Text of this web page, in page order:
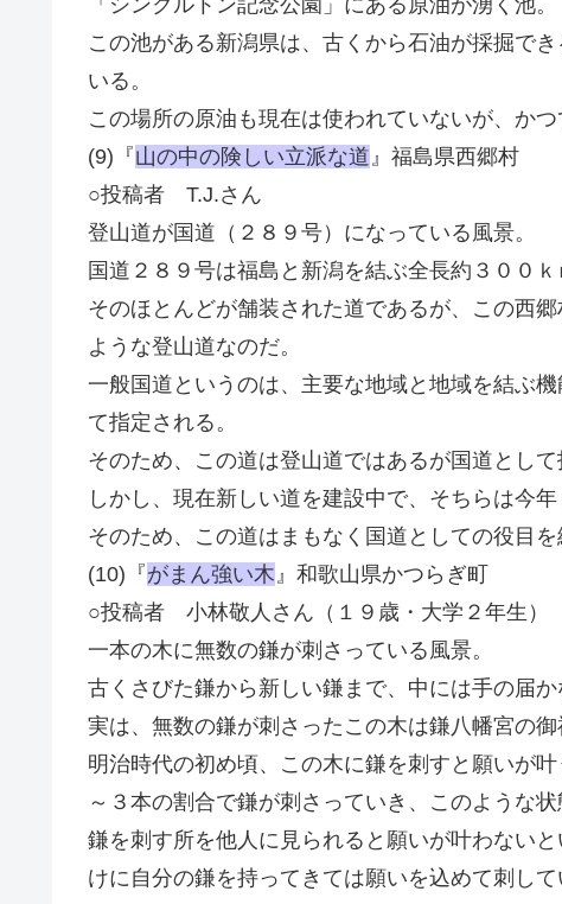
この池がある新潟県は、古くから石油が採掘で
いる。
この場所の原油も現在は使われていないが、か
(9)『山の中の険しい立派な道 』福島県西郷村
○投稿者 T.J.さん
登山道が国道（２８９号）になっている風景。
国道２８９号は福島と新潟を結ぶ全長約３００ｋ
そのほとんどが舗装された道であるが、この西
ような登山道なのだ。
一般国道というのは、主要な地域と地域を結ぶ
て指定される。
そのため、この道は登山道ではあるが国道として
しかし、現在新しい道を建設中で、そちらは今
そのため、この道はまもなく国道としての役目を
(10)『がまん強い木 』和歌山県かつらぎ町
○投稿者 小林敬人さん（１９歳・大学２年生）
一本の木に無数の鎌が刺さっている風景。
古くさびた鎌から新しい鎌まで、中には手の届
実は、無数の鎌が刺さったこの木は鎌八幡宮の御
明治時代の初め頃、この木に鎌を刺すと願いが
～３本の割合で鎌が刺さっていき、このような状
鎌を刺す所を他人に見られると願いが叶わない
けに自分の鎌を持ってきては願いを込めて刺し